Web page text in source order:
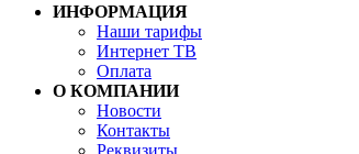
ИНФОРМАЦИЯ
Наши тарифы
Интернет ТВ
Оплата
О КОМПАНИИ
Новости
Контакты
Реквизиты